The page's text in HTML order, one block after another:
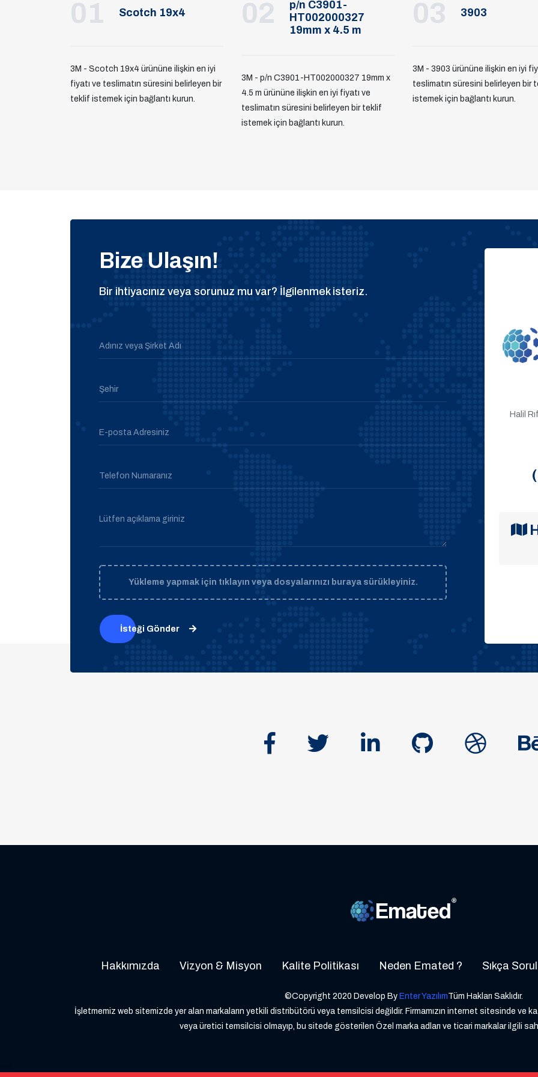
01 Scotch 19x4
3M - Scotch 19x4 ürününe ilişkin en iyi
fiyatı ve teslimatın süresini belirleyen bir
teklif istemek için bağlantı kurun.
02
p/n C3901-
HT002000327
19mm x 4.5 m
3M - p/n C3901-HT002000327 19mm x
4.5 m ürününe ilişkin en iyi fiyatı ve
teslimatın süresini belirleyen bir teklif
istemek için bağlantı kurun.
03 3903
3M - 3903 ürününe ilişkin en iyi
teslimatın süresini belirleyen bir
istemek için bağlantı kurun.
Bize Ulaşın!
Bir ihtiyacınız veya sorunuz mu var? İlgilenmek isteriz.
Adınız veya Şirket Adı
Şehir
E-posta Adresiniz
Telefon Numaranız
Lütfen açıklama giriniz
Yükleme yapmak için tıklayın veya dosyalarınızı buraya sürükleyiniz.
İsteği Gönder
Halil
Hakkımızda Vizyon & Misyon Kalite Politikası Neden Emated ? Sıkça
©Copyright 2020 Develop By Enter YazılımTüm Hakları Saklıdır.
İşletmemiz web sitemizde yer alan markaların yetkili distribütörü veya temsilcisi değildir. Firmamızın internet sitesinde ve
veya üretici temsilcisi olmayıp, bu sitede gösterilen Özel marka adları ve ticari markalar ilgili